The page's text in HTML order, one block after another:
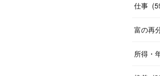
仕事 (
富の再
所得・